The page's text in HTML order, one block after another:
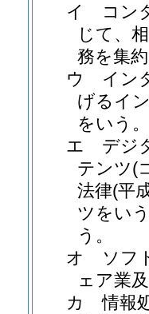
イ
コン
じて、
務を集
ウ
イン
げるイ
をいう。
エ
デジ
テンツ(
法律(平
ツをい
う。
オ
ソフ
ェア業
カ
情報